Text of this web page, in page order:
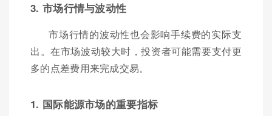
3. 市场行情与波动性
市场行情的波动性也会影响手续费的实际支
出。在市场波动较大时，投资者可能需要支付更
多的点差费用来完成交易。
1. 国际能源市场的重要指标